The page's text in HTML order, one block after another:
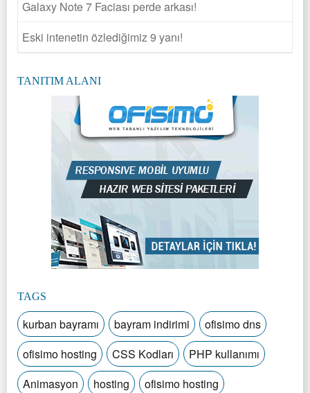
Galaxy Note 7 Faciası perde arkası!
Eski intenetin özlediğimiz 9 yanı!
TANITIM ALANI
TAGS
kurban bayramı bayram indirimi
ofisimo dns
ofisimo hosting
CSS Kodları
PHP kullanımı
Animasyon
hosting
ofisimo hosting